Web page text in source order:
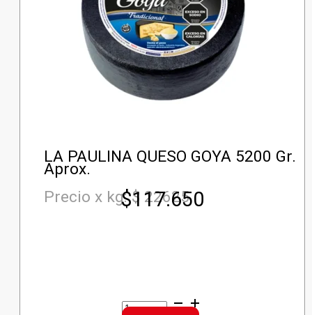
LA PAULINA QUESO GOYA 5200 Gr.
Aprox.
Precio x kg: $ 22625
$117.650
LA